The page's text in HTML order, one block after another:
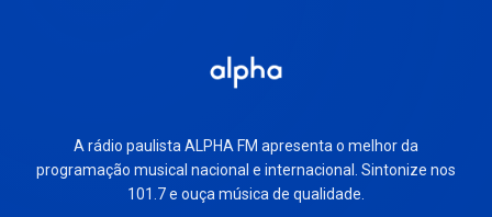
A rádio paulista ALPHA FM apresenta o melhor da
programação musical nacional e internacional. Sintonize nos
101.7 e ouça música de qualidade.